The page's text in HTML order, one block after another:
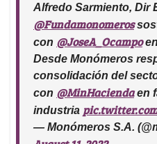
Alfredo Sarmiento, Dir
@Fundamonomeros
con @JoseA_Ocampo
Desde Monómeros
consolidación del
con @MinHaciendaen
industria
— Monómeros S.A.